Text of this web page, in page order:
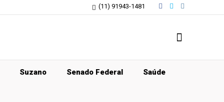
(11) 91943-1481
Suzano Senado Federal Saúde